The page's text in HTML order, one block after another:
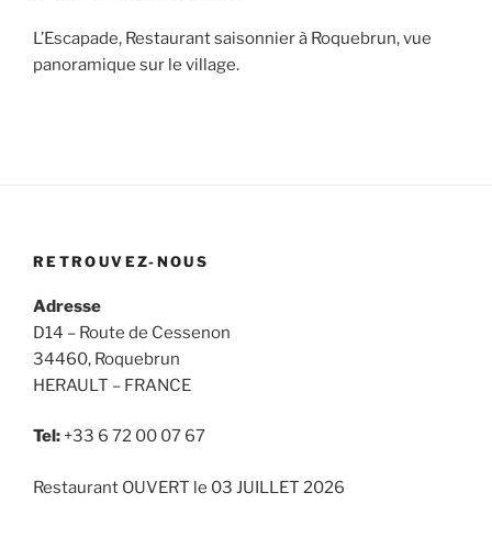
L’Escapade, Restaurant saisonnier à Roquebrun, vue
panoramique sur le village.
RETROUVEZ-NOUS
Adresse
D14 – Route de Cessenon
34460, Roquebrun
HERAULT – FRANCE
Tel: +33 6 72 00 07 67
Restaurant OUVERT le 03 JUILLET 2026